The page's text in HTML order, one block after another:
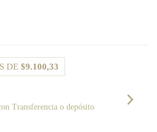
DE $9.100,33
Transferencia o depósito